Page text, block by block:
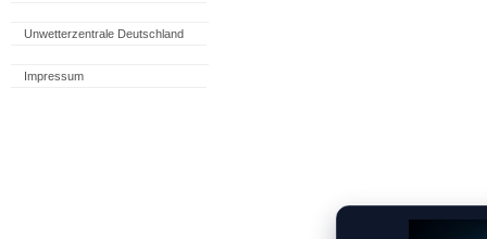
Unwetterzentrale Deutschland
Impressum